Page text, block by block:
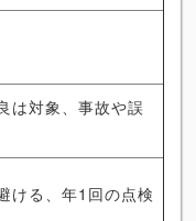
は対象、事故や誤
ける、年1回の点検